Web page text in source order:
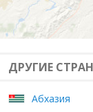
ДРУГИЕ
Абхазия